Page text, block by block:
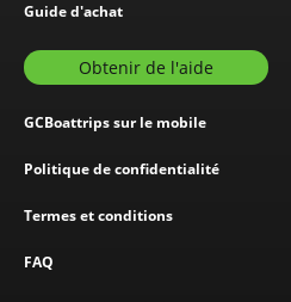
Guide d'achat
Obtenir de l'aide
GCBoattrips sur le mobile
Politique de confidentialité
Termes et conditions
FAQ